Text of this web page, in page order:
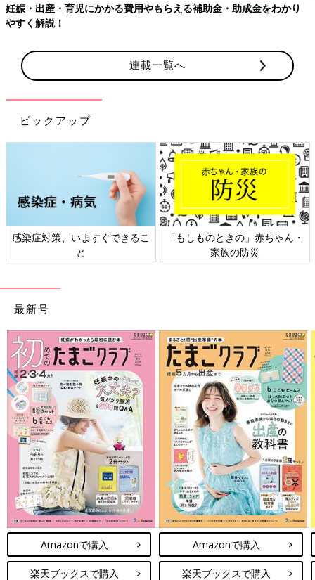
妊娠・出産・育児にかかる費用やもらえる補助金・助成金をわかり
やすく解説！
連載一覧へ
ピックアップ
感染症対策、いますぐできるこ
と
「もしものときの」赤ちゃん・
家族の防災
最新号
Amazonで購入
楽天ブックスで購入
Amazonで購入
楽天ブックスで購入